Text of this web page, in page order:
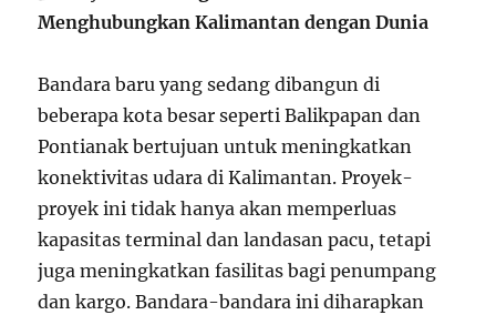
Menghubungkan Kalimantan dengan Dunia
Bandara baru yang sedang dibangun di
beberapa kota besar seperti Balikpapan dan
Pontianak bertujuan untuk meningkatkan
konektivitas udara di Kalimantan. Proyek-
proyek ini tidak hanya akan memperluas
kapasitas terminal dan landasan pacu, tetapi
juga meningkatkan fasilitas bagi penumpang
dan kargo. Bandara-bandara ini diharapkan